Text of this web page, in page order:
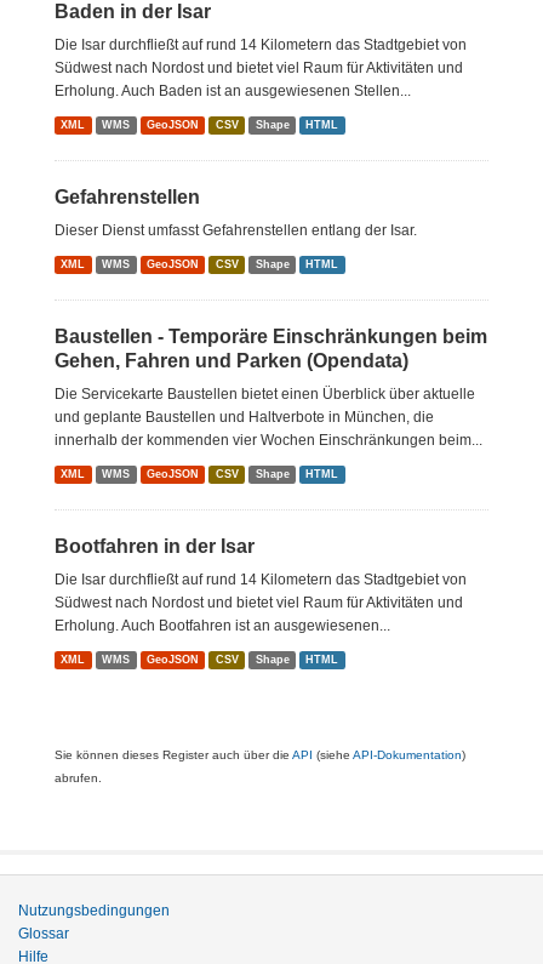
Baden in der Isar
Die Isar durchfließt auf rund 14 Kilometern das Stadtgebiet von
Südwest nach Nordost und bietet viel Raum für Aktivitäten und
Erholung. Auch Baden ist an ausgewiesenen Stellen...
XML WMS GeoJSON CSV Shape HTML
Gefahrenstellen
Dieser Dienst umfasst Gefahrenstellen entlang der Isar.
XML WMS GeoJSON CSV Shape HTML
Baustellen - Temporäre Einschränkungen beim
Gehen, Fahren und Parken (Opendata)
Die Servicekarte Baustellen bietet einen Überblick über aktuelle
und geplante Baustellen und Haltverbote in München, die
innerhalb der kommenden vier Wochen Einschränkungen beim...
XML WMS GeoJSON CSV Shape HTML
Bootfahren in der Isar
Die Isar durchfließt auf rund 14 Kilometern das Stadtgebiet von
Südwest nach Nordost und bietet viel Raum für Aktivitäten und
Erholung. Auch Bootfahren ist an ausgewiesenen...
XML WMS GeoJSON CSV Shape HTML
Sie können dieses Register auch über die API (siehe API-Dokumentation)
abrufen.
Nutzungsbedingungen
Glossar
Hilfe